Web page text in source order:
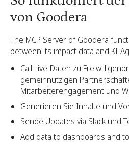
von Goodera
The MCP Server of Goodera
between its impact data and KI-
Call Live-Daten zu
gemeinnützigen
Mitarbeiterengagement und
Generieren Sie Inhalte und
Sende Updates via Slack und
Add data to dashboards and